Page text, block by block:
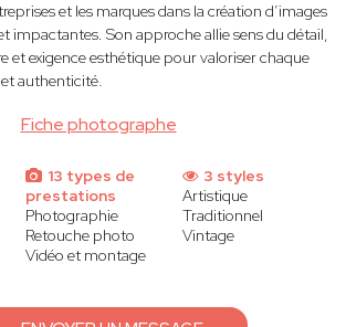
Fiche photographe
et les marques dans la création d’images
impactantes. Son approche allie sens du détail,
et exigence esthétique pour valoriser chaque
authenticité.
13 types de
prestations
Photographie
Retouche photo
Vidéo et montage
3 styles
Artistique
Traditionnel
Vintage